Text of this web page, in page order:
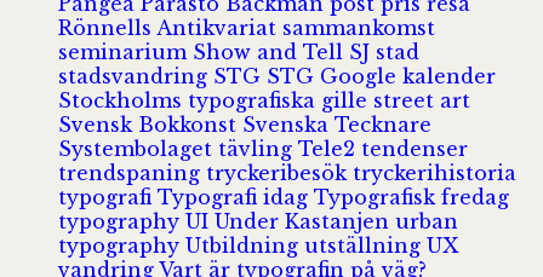
Rönnells Antikvariat sammankomst
seminarium Show and Tell SJ stad
stadsvandring STG STG Google kalender
Stockholms typografiska gille street art
Svensk Bokkonst Svenska Tecknare
Systembolaget tävling Tele2 tendenser
trendspaning tryckeribesök tryckerihistoria
typografi Typografi idag Typografisk fredag
typography UI Under Kastanjen urban
typography Utbildning utställning UX
vandring Vart är typografin på väg?